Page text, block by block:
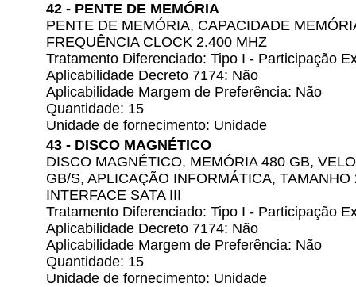
42 - PENTE DE MEMÓRIA
PENTE DE MEMÓRIA, CAPACIDADE
FREQUÊNCIA CLOCK 2.400 MHZ
Tratamento Diferenciado: Tipo I - Participação
Aplicabilidade Decreto 7174: Não
Aplicabilidade Margem de Preferência: Não
Quantidade: 15
Unidade de fornecimento: Unidade
43 - DISCO MAGNÉTICO
DISCO MAGNÉTICO, MEMÓRIA 480 GB,
GB/S, APLICAÇÃO INFORMÁTICA,
INTERFACE SATA III
Tratamento Diferenciado: Tipo I - Participação
Aplicabilidade Decreto 7174: Não
Aplicabilidade Margem de Preferência: Não
Quantidade: 15
Unidade de fornecimento: Unidade